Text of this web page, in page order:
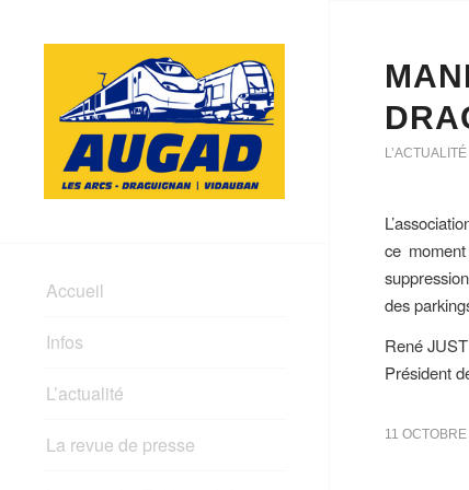
Accueil
Infos
L’actualité
La revue de presse
L’ACTUALITÉ
ce
des
René JUST
Président
11